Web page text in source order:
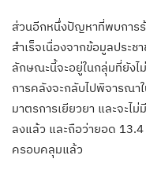
ส่วนอีกหนึ่งปัญหาที่พบการร้
สำเร็จเนื่องจากข้อมูลประช
ลักษณะนี้จะอยู่ในกลุ่มที่ยังไ
การคลังจะกลับไปพิจารณา
มาตรการเยียวยา และจะไ
ลงแล้ว และถือว่ายอด
ครอบคลุมแล้ว